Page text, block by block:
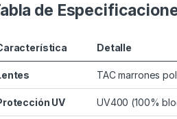
de
Detalle
TAC marrones
UV UV400 (100%